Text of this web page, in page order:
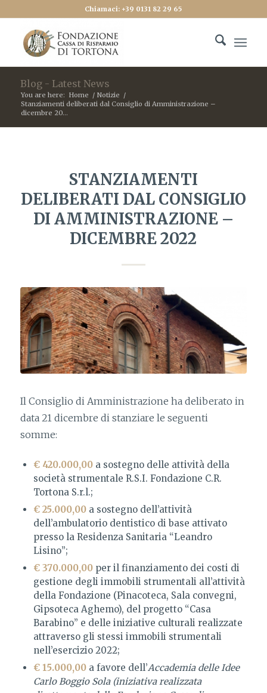
Chiamaci: +39 0131 82 29 65
Blog - Latest News
You are here: Home / Notizie /
Stanziamenti deliberati dal Consiglio di Amministrazione –
dicembre 20...
STANZIAMENTI
DELIBERATI DAL CONSIGLIO
DI AMMINISTRAZIONE –
DICEMBRE 2022
Il Consiglio di Amministrazione ha deliberato in
data 21 dicembre di stanziare le seguenti
somme:
€ 420.000,00a sostegno delle attività della
società strumentale R.S.I. Fondazione C.R.
Tortona S.r.l.;
€ 25.000,00a sostegno dell’attività
dell’ambulatorio dentistico di base attivato
presso la Residenza Sanitaria “Leandro
Lisino”;
€ 370.000,00per il finanziamento dei costi di
gestione degli immobili strumentali all’attività
della Fondazione (Pinacoteca, Sala convegni,
Gipsoteca Aghemo), del progetto “Casa
Barabino” e delle iniziative culturali realizzate
attraverso gli stessi immobili strumentali
nell’esercizio 2022;
€ 15.000,00 a favore dell’Accademia delle Idee
Carlo Boggio Sola (iniziativa realizzata